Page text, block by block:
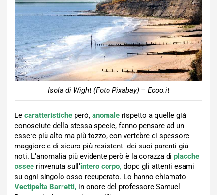
Isola di Wight (Foto Pixabay) – Ecoo.it
Le caratteristiche però, anomale rispetto a quelle già
conosciute della stessa specie, fanno pensare ad un
essere più alto ma più tozzo, con vertebre di spessore
maggiore e di sicuro più resistenti dei suoi parenti già
noti. L’anomalia più evidente però è la corazza di placche
ossee rinvenuta sull’intero corpo, dopo gli attenti esami
su ogni singolo osso recuperato. Lo hanno chiamato
Vectipelta Barretti, in onore del professore Samuel